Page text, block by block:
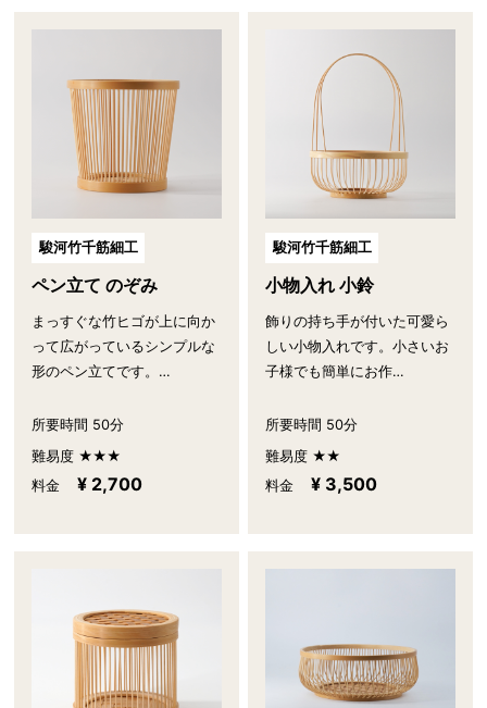
駿河竹千筋細工
ペン立て のぞみ
まっすぐな竹ヒゴが上に向か
って広がっているシンプルな
形のペン立てです。…
所要時間 50分
難易度 ★★★
料金
¥ 2,700
駿河竹千筋細工
小物入れ 小鈴
飾りの持ち手が付いた可愛ら
しい小物入れです。小さいお
子様でも簡単にお作…
所要時間 50分
難易度 ★★
料金
¥ 3,500